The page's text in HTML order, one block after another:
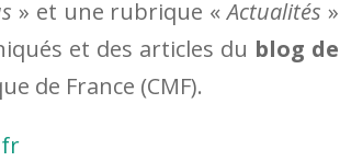
» et une rubrique «Actualités »
et des articles du blog de
de France (CMF).